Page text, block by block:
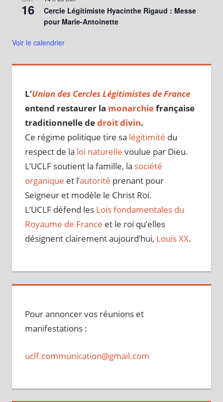
16
Cercle Légitimiste Hyacinthe Rigaud : Messe
pour Marie-Antoinette
Voir le calendrier
L’Union des Cercles Légitimistes de France
entend restaurer la monarchiefrançaise
traditionnelle dedroit divin.
Ce régime politique tire sa légitimité du
respect de la loi naturelle voulue par Dieu.
L’UCLF soutient la famille, la société
organique et l’autorité prenant pour
Seigneur et modèle le Christ Roi.
L’UCLF défend les Lois fondamentales du
Royaume de France et le roi qu’elles
désignent clairement aujourd’hui, Louis XX.
Pour annoncer vos réunions et
manifestations :
uclf.communication@gmail.com